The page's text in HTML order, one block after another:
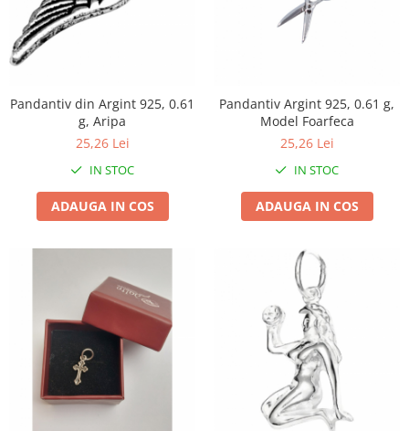
Proiectoare & lampi de lucru
Veioze si Lampi
Cantarire
Cantare Corporale
Aparate de spalat cu presiune si
Accesorii aparatele de spalat cu
presiune
Aparate de spalat cu presiune
Instalatii sanitare
Articole si accesorii pentru baie
Baterii bucatarie
Baterii cada
Baterii electrice
Baterii lavoar
Chiuvete bucatarie compozit
Pandantiv din Argint 925, 0.61
g, Aripa
25,26 Lei
IN STOC
ADAUGA IN COS
Pandantiv Argint 925, 0.61 g,
Model Foarfeca
25,26 Lei
IN STOC
ADAUGA IN COS